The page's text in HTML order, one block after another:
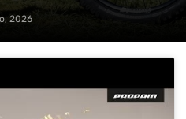
2026